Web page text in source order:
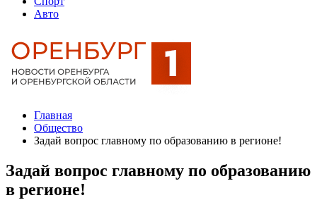
Авто
Главная
Общество
Задай вопрос главному по образованию в регионе!
Задай вопрос главному по образованию
в регионе!